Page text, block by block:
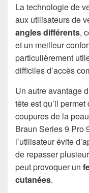
La technologie de
aux utilisateurs de
angles différents,
et un meilleur
particulièrement
difficiles d’accès
Un autre avantage
tête est qu’il
coupures de la
Braun Series 9 Pro
l’utilisateur évite
de repasser
peut provoquer un
cutanées.